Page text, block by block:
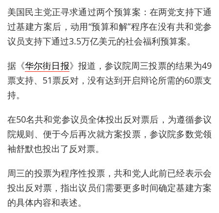
美国民主党正寻求通过两个预算案：在两党支持下通
过基建方案后，动用“预算和解”程序在没有共和党参
议员支持下通过3.5万亿美元的社会福利预算案。
据《华尔街日报》报道，参议院周三投票的结果为49
票支持、51票反对，没有达到开启辩论所需的60票支
持。
在50名共和党参议员全体投出反对票后，为遵循参议
院规则、便于今后再次就方案投票，参议院多数党领
袖舒默也投出了反对票。
周三的投票为程序性投票，共和党人此前已经表示会
投出反对票，指出议员们需要更多时间确定基建方案
的具体内容和表述。